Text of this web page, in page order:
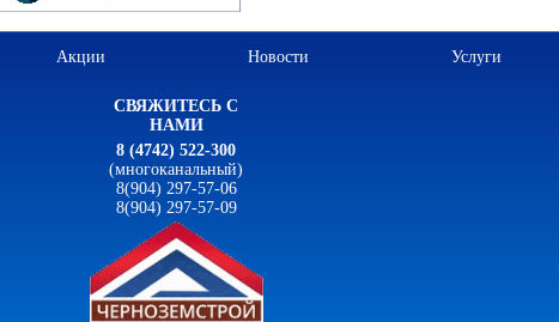
Акции Новости Услуги
СВЯЖИТЕСЬ С
НАМИ
8 (4742) 522-300
(многоканальный)
8(904) 297-57-06
8(904) 297-57-09